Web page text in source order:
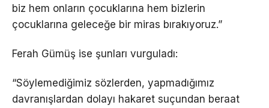
biz hem onların çocuklarına hem bizlerin
çocuklarına geleceğe bir miras bırakıyoruz.”
Ferah Gümüş ise şunları vurguladı:
“Söylemediğimiz sözlerden, yapmadığımız
davranışlardan dolayı hakaret suçundan beraat